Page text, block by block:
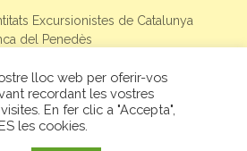
Excursionistes de Catalunya
del Penedès
lloc web per oferir-vos
recordant les vostres
En fer clic a "Accepta",
les cookies.